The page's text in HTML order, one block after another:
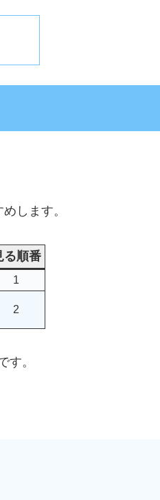
します。
る順番
1
2
す。